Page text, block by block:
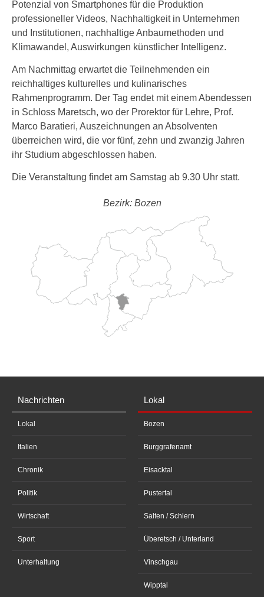
Potenzial von Smartphones für die Produktion
professioneller Videos, Nachhaltigkeit in Unternehmen
und Institutionen, nachhaltige Anbaumethoden und
Klimawandel, Auswirkungen künstlicher Intelligenz.
Am Nachmittag erwartet die Teilnehmenden ein
reichhaltiges kulturelles und kulinarisches
Rahmenprogramm. Der Tag endet mit einem Abendessen
in Schloss Maretsch, wo der Prorektor für Lehre, Prof.
Marco Baratieri, Auszeichnungen an Absolventen
überreichen wird, die vor fünf, zehn und zwanzig Jahren
ihr Studium abgeschlossen haben.
Die Veranstaltung findet am Samstag ab 9.30 Uhr statt.
Bezirk: Bozen
Nachrichten
Lokal
Italien
Chronik
Politik
Wirtschaft
Sport
Unterhaltung
Lokal
Bozen
Burggrafenamt
Eisacktal
Pustertal
Salten / Schlern
Überetsch / Unterland
Vinschgau
Wipptal